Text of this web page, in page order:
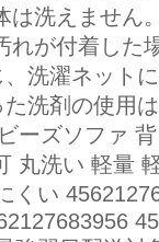
洗えません
が付着した
洗濯ネット
洗剤の使用
ーズソファ
丸洗い 軽量
くい